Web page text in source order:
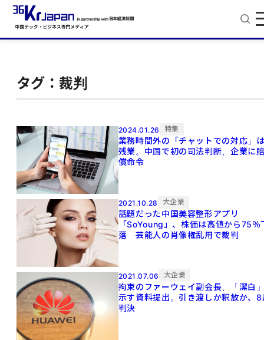
タグ：裁判
2024.01.26 特集
業務時間外の「チャットでの対応」
残業。中国で初の司法判断、企業に
償命令
2021.10.28 大企業
話題だった中国美容整形アプリ
「SoYoung」、株価は高値から75％
落 芸能人の肖像権乱用で裁判
2021.07.06 大企業
拘束のファーウェイ副会長、「潔白
示す資料提出。引き渡しか釈放か、8
判決